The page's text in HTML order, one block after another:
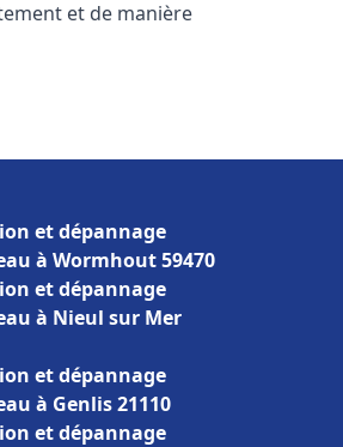
et de manière
et dépannage
à Wormhout 59470
et dépannage
à Nieul sur Mer
et dépannage
à Genlis 21110
et dépannage